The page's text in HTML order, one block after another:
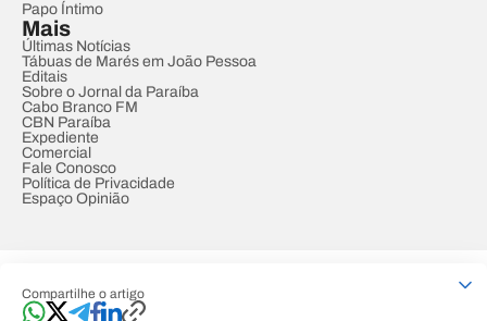
Compartilhe o artigo
Papo Íntimo
Mais
Últimas Notícias
Tábuas de Marés em João Pessoa
Editais
Sobre o Jornal da Paraíba
Cabo Branco FM
CBN Paraíba
Expediente
Comercial
Fale Conosco
Política de Privacidade
Espaço Opinião
Developed by Designed by